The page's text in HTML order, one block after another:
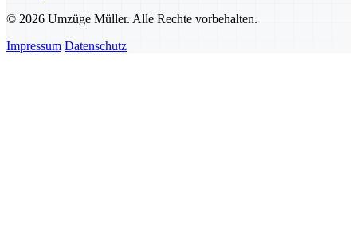
© 2026 Umzüge Müller. Alle Rechte vorbehalten.
Impressum Datenschutz